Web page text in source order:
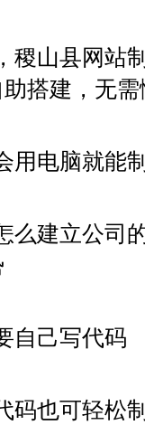
稷山县网站
搭建，无
用电脑就能
么建立公司
自己写代码
码也可轻松